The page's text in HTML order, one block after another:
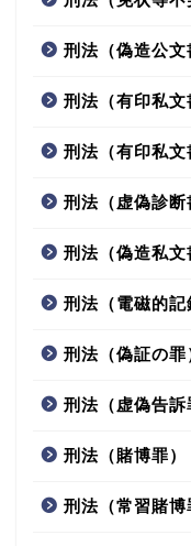
刑法（偽造公文
刑法（有印私文
刑法（有印私文
刑法（虚偽診断
刑法（偽造私文
刑法（電磁的記
刑法（偽証の罪
刑法（虚偽告訴
刑法（賭博罪）
刑法（常習賭博